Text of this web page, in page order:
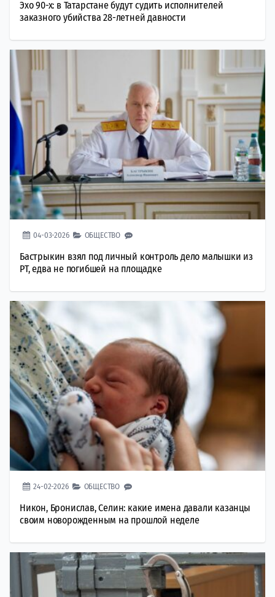
Эхо 90-х: в Татарстане будут судить исполнителей
заказного убийства 28-летней давности
04-03-2026 ОБЩЕСТВО
Бастрыкин взял под личный контроль дело малышки из
РТ, едва не погибшей на площадке
24-02-2026 ОБЩЕСТВО
Никон, Бронислав, Селин: какие имена давали казанцы
своим новорожденным на прошлой неделе